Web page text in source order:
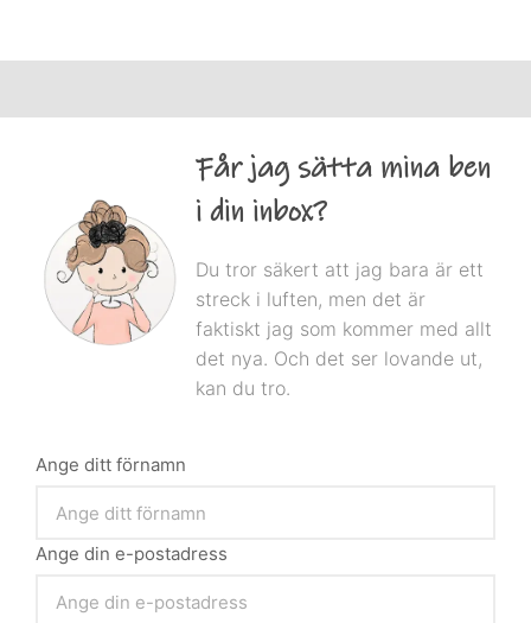
Får jag sätta mina ben
i din inbox?
Du tror säkert att jag bara är ett
streck i luften, men det är
faktiskt jag som kommer med allt
det nya. Och det ser lovande ut,
kan du tro.
Ange ditt förnamn
Ange din e-postadress